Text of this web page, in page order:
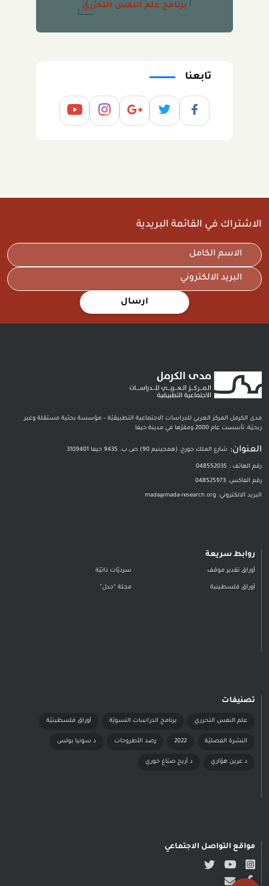
برنامج علم النفس التحرّريّ
تابعنا
الاشتراك في القائمة البريدية
ارسال
مدى الكرمل المركز العربي للدراسات الاجتماعية التطبيقيّة – مؤسسة بحثية مستقلة وغير
ربحيّة، تأسست عام 2000 ومقرّها في مدينة حيفا.
العنوان: شارع الملك جورج، (همجينيم 90) ص.ب. 9435 حيفا 3109401
رقم الهاتف : 048552035
رقم الفاكس: 048525973
البريد الالكتروني: mada@mada-research.org
روابط سريعة
أوراق تقدير موقف سرديّات ذاتيّة
أوراق فلسطينية مجلة “جدل”
تصنيفات
علم النفس التحرري برنامج الدراسات النسويّة أوراق فلسطينيّة
النشرة الفصليّة 2022 رصد الأطروحات د سونيا بولس
د عرين هوّاري د أريج صبّاغ خوري
مواقع التواصل الاجتماعي